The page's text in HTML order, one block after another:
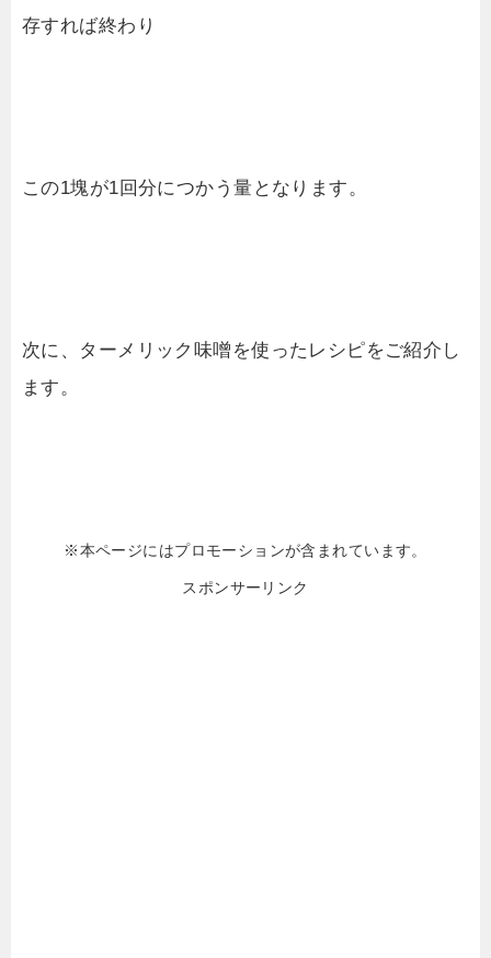
存すれば終わり
この1塊が1回分につかう量となります。
次に、ターメリック味噌を使ったレシピをご紹介し
ます。
※本ページにはプロモーションが含まれています。
スポンサーリンク